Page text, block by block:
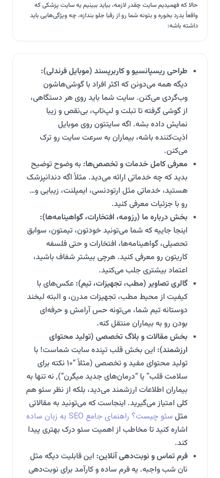
حالا که فهمیدیم سایت چقدر لازمه، بیاید ببینیم یه سایت پزشکی که
واقعاً بدرد بخوره و بتونه شما رو از رقبا جلو بندازه، چه ویژگی‌هایی باید
داشته باشه:
طراحی ریسپانسیو و کاربرپسند (موبایل فرندلی):
دیگه همه می‌دونن که اکثر افراد با گوشی‌هاشون
وب‌گردی می‌کنن. سایت شما باید روی هر دستگاهی،
از گوشی گرفته تا تبلت و لپ‌تاپ، بی‌نقص و زیبا
نمایش داده بشه. اگه سایتتون روی موبایل
اذیت‌کننده باشه، بیماران به سرعت سایت رو ترک
می‌کنن.
معرفی کامل خدمات و تخصص‌ها: به وضوح توضیح
بدید که چه خدماتی ارائه می‌دید. مثلاً اگه دندانپزشک
هستید، خدماتی مثل ارتودنسی، ایمپلنت، زیبایی و…
رو با جزئیات معرفی کنید.
بخش درباره ما (رزومه، افتخارات، گواهینامه‌ها):
اینجا جاییه که شما می‌تونید خودتون، تیمتون، سوابق
تحصیلی، گواهینامه‌ها، افتخارات و حتی فلسفه
کاریتون رو معرفی کنید. هرچی بیشتر شفاف باشید،
اعتماد بیشتری جلب می‌کنید.
گالری تصاویر (مطب، تجهیزات، تیم): عکس‌های با
کیفیت از محیط مطب، تجهیزات مدرن، و البته لبخند
دوستانه تیم شما، می‌تونه حس آرامش و حرفه‌ای
بودن رو به بیماران منتقل کنه.
بخش مقالات و بلاگ تخصصی (تولید محتوای
ارزشمند): این بخش قلب تپنده سایت شماست! با
تولید محتوای مفید و تخصصی (مثلاً “۱۰ نکته برای
سلامت قلب” یا “درمان‌های جدید میگرن”), نه تنها به
بیماران اطلاعات ارزشمند می‌دید، بلکه از نظر سئو هم
کلی امتیاز می‌گیرید. اینجاست که می‌تونید به مقالاتی
مثل سئو چیست؟ راهنمای جامع SEO به زبان ساده
اشاره کنید تا مخاطب از اهمیت سئو درک بهتری پیدا
کند.
فرم تماس و نوبت‌دهی آنلاین: این قابلیت دیگه مثل
نان شب واجبه. یه فرم ساده و کارآمد برای نوبت‌دهی